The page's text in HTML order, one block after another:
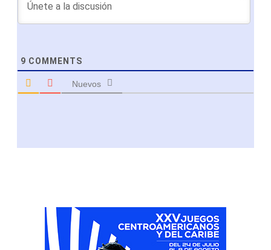
9 COMMENTS
Nuevos